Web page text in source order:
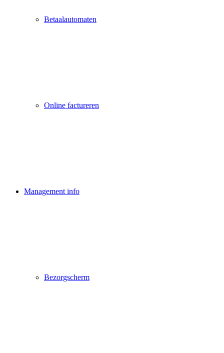
Betaalautomaten
Online factureren
Management info
Bezorgscherm